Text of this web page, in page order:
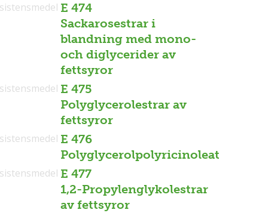
E 474
Sackarosestrar i
blandning med mono-
och diglycerider av
fettsyror
E 475
Polyglycerolestrar av
fettsyror
E 476
Polyglycerolpolyricinoleat
E 477
1,2-Propylenglykolestrar
av fettsyror